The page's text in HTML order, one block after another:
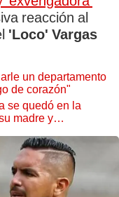
reacción al
'Loco' Vargas
un departamento
de corazón"
se quedó en la
madre y